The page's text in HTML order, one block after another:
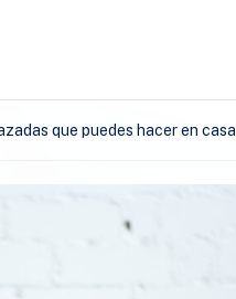
que puedes hacer en casa